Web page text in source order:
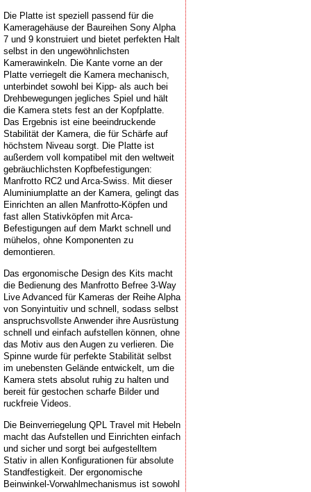
Die Platte ist speziell passend für die
Kameragehäuse der Baureihen Sony Alpha
7 und 9 konstruiert und bietet perfekten Halt
selbst in den ungewöhnlichsten
Kamerawinkeln. Die Kante vorne an der
Platte verriegelt die Kamera mechanisch,
unterbindet sowohl bei Kipp- als auch bei
Drehbewegungen jegliches Spiel und hält
die Kamera stets fest an der Kopfplatte.
Das Ergebnis ist eine beeindruckende
Stabilität der Kamera, die für Schärfe auf
höchstem Niveau sorgt. Die Platte ist
außerdem voll kompatibel mit den weltweit
gebräuchlichsten Kopfbefestigungen:
Manfrotto RC2 und Arca-Swiss. Mit dieser
Aluminiumplatte an der Kamera, gelingt das
Einrichten an allen Manfrotto-Köpfen und
fast allen Stativköpfen mit Arca-
Befestigungen auf dem Markt schnell und
mühelos, ohne Komponenten zu
demontieren.
Das ergonomische Design des Kits macht
die Bedienung des Manfrotto Befree 3-Way
Live Advanced für Kameras der Reihe Alpha
von Sonyintuitiv und schnell, sodass selbst
anspruchsvollste Anwender ihre Ausrüstung
schnell und einfach aufstellen können, ohne
das Motiv aus den Augen zu verlieren. Die
Spinne wurde für perfekte Stabilität selbst
im unebensten Gelände entwickelt, um die
Kamera stets absolut ruhig zu halten und
bereit für gestochen scharfe Bilder und
ruckfreie Videos.
Die Beinverriegelung QPL Travel mit Hebeln
macht das Aufstellen und Einrichten einfach
und sicher und sorgt bei aufgestelltem
Stativ in allen Konfigurationen für absolute
Standfestigkeit. Der ergonomische
Beinwinkel-Vorwahlmechanismus ist sowohl